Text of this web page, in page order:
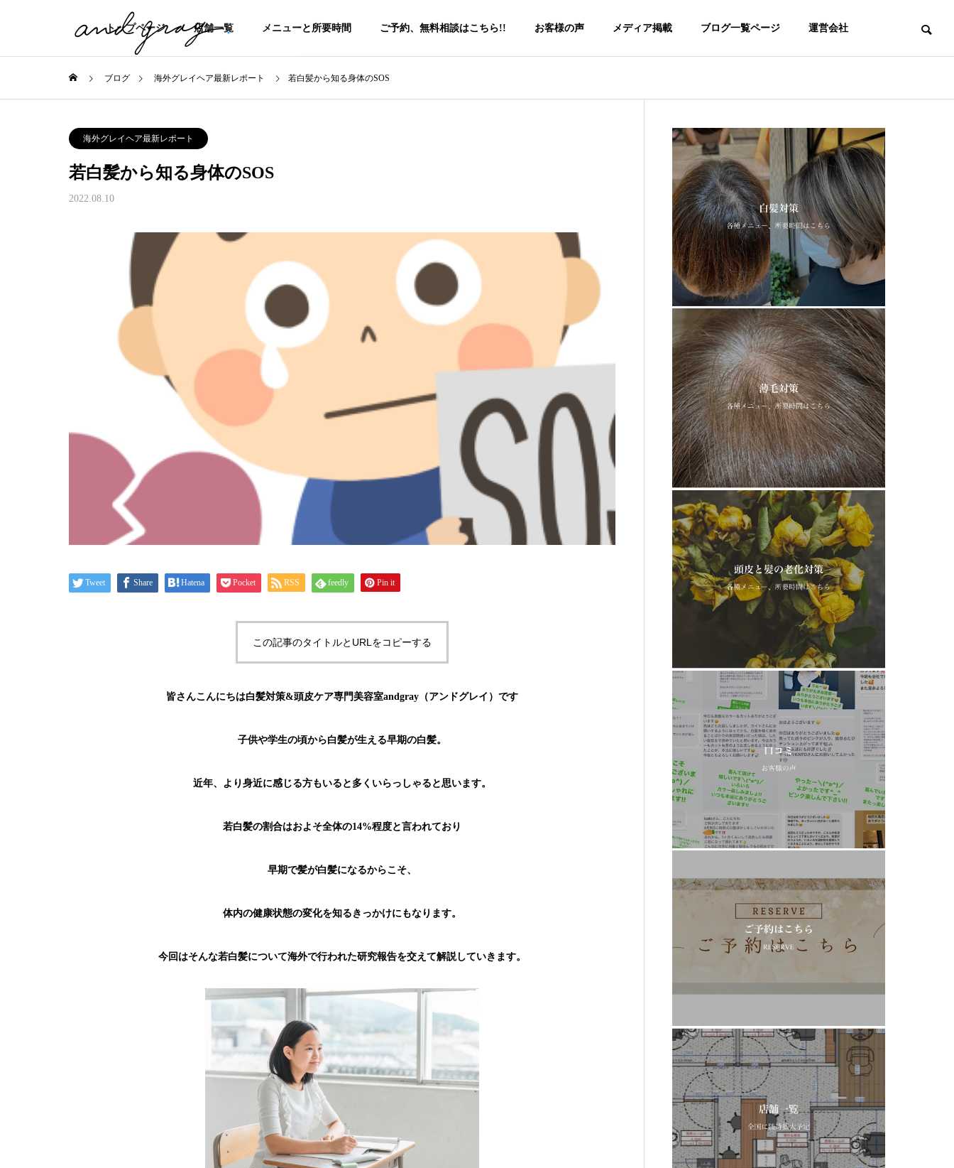
トップページ 店舗一覧 メニューと所要時間 ご予約、無料相談はこちら!! お客様の声 メディア掲載 ブログ一覧ページ 運営会社
ブログ 海外グレイヘア最新レポート 若白髪から知る身体のSOS
海外グレイヘア最新レポート
若白髪から知る身体のSOS
2022.08.10
Tweet Share Hatena Pocket RSS feedly Pin it
この記事のタイトルとURLをコピーする
皆さんこんにちは白髪対策&頭皮ケア専門美容室andgray（アンドグレイ）です
子供や学生の頃から白髪が生える早期の白髪。
近年、より身近に感じる方もいると多くいらっしゃると思います。
若白髪の割合はおよそ全体の14%程度と言われており
早期で髪が白髪になるからこそ、
体内の健康状態の変化を知るきっかけにもなります。
今回はそんな若白髪について海外で行われた研究報告を交えて解説していきます。